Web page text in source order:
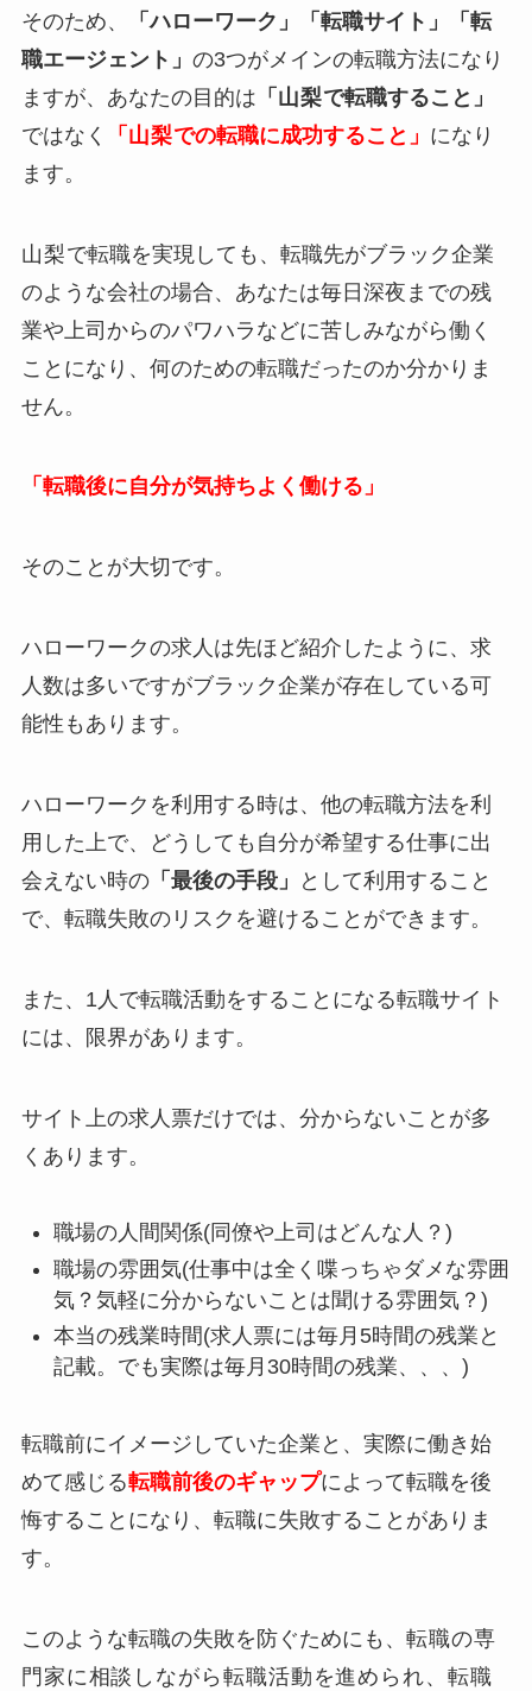
そのため、
「ハローワーク」「転職サイト」「転
職エージェント」 の3つがメインの転職方法になり
ますが、あなたの目的は 「 山梨で転職すること」
ではなく
「 山梨での転職に成功すること」 になり
ます。
山梨で転職を実現しても、転職先がブラック企業
のような会社の場合、あなたは毎日深夜までの残
業や上司からのパワハラなどに苦しみながら働く
ことになり、何のための転職だったのか分かりま
せん。
「転職後に自分が気持ちよく働ける」
そのことが大切です。
ハローワークの求人は先ほど紹介したように、求
人数は多いですがブラック企業が存在している可
能性もあります。
ハローワークを利用する時は、他の転職方法を利
用した上で、どうしても自分が希望する仕事に出
会えない時の「最後の手段」
として利用すること
で、転職失敗のリスクを避けることができます。
また、1人で転職活動をすることになる転職サイト
には、限界があります。
サイト上の求人票だけでは、分からないことが多
くあります。
職場の人間関係(同僚や上司はどんな人？)
職場の雰囲気(仕事中は全く喋っちゃダメな雰囲
気？気軽に分からないことは聞ける雰囲気？)
本当の残業時間(求人票には毎月5時間の残業と
記載。でも実際は毎月30時間の残業、、、)
転職前にイメージしていた企業と、実際に働き始
めて感じる転職前後のギャップによって転職を後
悔することになり、転職に失敗することがありま
す。
このような転職の失敗を防ぐためにも、 転職の専
門家に相談しながら転職活動を進められ、転職